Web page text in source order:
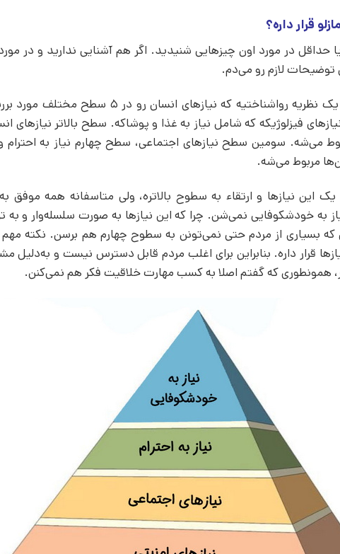
قرار داره؟
حداقل در مورد اون چیزهایی شنیدید. اگر هم آشنایی ندارید و در
لازم رو می‌دم.
هرم مازلو یا هرم نیاز‌های مازلو، یک نظریه
فیزلوژیکه که شامل نیاز به غذا و پوشاکه. سطح بالاتر نیازهای
می‌شه. سومین سطح نیازهای اجتماعی، سطح چهارم نیاز به احترام و
مربوط می‌شه.
نیازها و ارتقاء به سطوح بالاتره، ولی متاسفانه همه موفق
خودشکوفایی نمی‌شن. چرا که این نیازها به صورت سلسله‌وار و به
بسیاری از مردم حتی نمی‌تونن به سطوح چهارم هم برسن. نکته مهم
قرار داره. بنابراین برای اغلب مردم قابل دسترس نیست و به‌دلیل
همونطوری که گفتم اصلا به کسب مهارت خلاقیت فکر هم نمی‌کنن.